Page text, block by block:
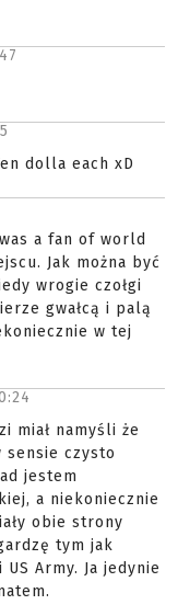
dolla each xD
a fan of world
Jak można być
wrogie czołgi
gwałcą i palą
w tej
miał namyśli że
czysto
jestem
a niekoniecznie
obie strony
tym jak
Army. Ja jedynie